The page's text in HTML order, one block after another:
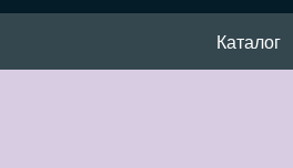
Каталог